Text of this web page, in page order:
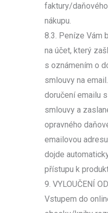
faktury/
nákupu.
8.3. Peníze Vám
na účet, který
s oznámením o
smlouvy na
doručení emailu
smlouvy a
opravného
emailovou
dojde
přístupu k
9. VYLOUČENÍ
Vstupem do